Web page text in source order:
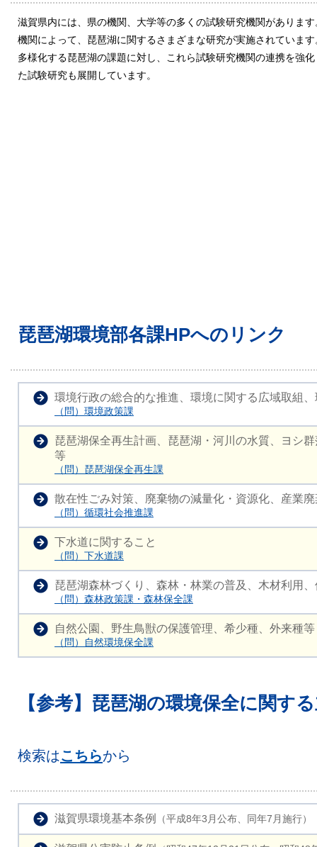
滋賀県内には、県の機関、大学等の多くの試験研究機関がありま
機関によって、琵琶湖に関するさまざまな研究が実施されていま
多様化する琵琶湖の課題に対し、これら試験研究機関の連携を強
た試験研究も展開しています。
琵琶湖環境部各課HPへのリンク
環境行政の総合的な推進、環境に関する広域取組
（問）環境政策課
琵琶湖保全再生計画、琵琶湖・河川の水質、ヨシ
等
（問）琵琶湖保全再生課
散在性ごみ対策、廃棄物の減量化・資源化、産業
（問）循環社会推進課
下水道に関すること
（問）下水道課
琵琶湖森林づくり、森林・林業の普及、木材利用
（問）森林政策課・森林保全課
自然公園、野生鳥獣の保護管理、希少種、外来種等
（問）自然環境保全課
【参考】琵琶湖の環境保全に関す
検索はこちらから
滋賀県環境基本条例 （平成8年3月公布、同年7月施行）